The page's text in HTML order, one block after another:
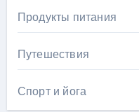
Продукты питания
Путешествия
Спорт и йога